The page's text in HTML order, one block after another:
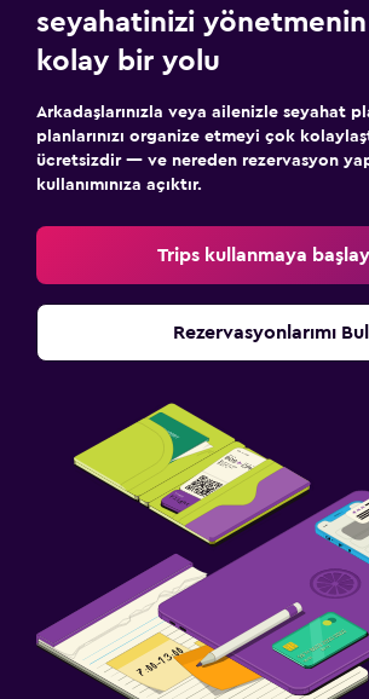
seyahatinizi
kolay bir yolu
Arkadaşlarınızla veya ailenizle seyahat
planlarınızı organize etmeyi çok
ücretsizdir — ve nereden rezervasyon
kullanımınıza açıktır.
Trips kullanmaya
Rezervasyonlarımı Bul